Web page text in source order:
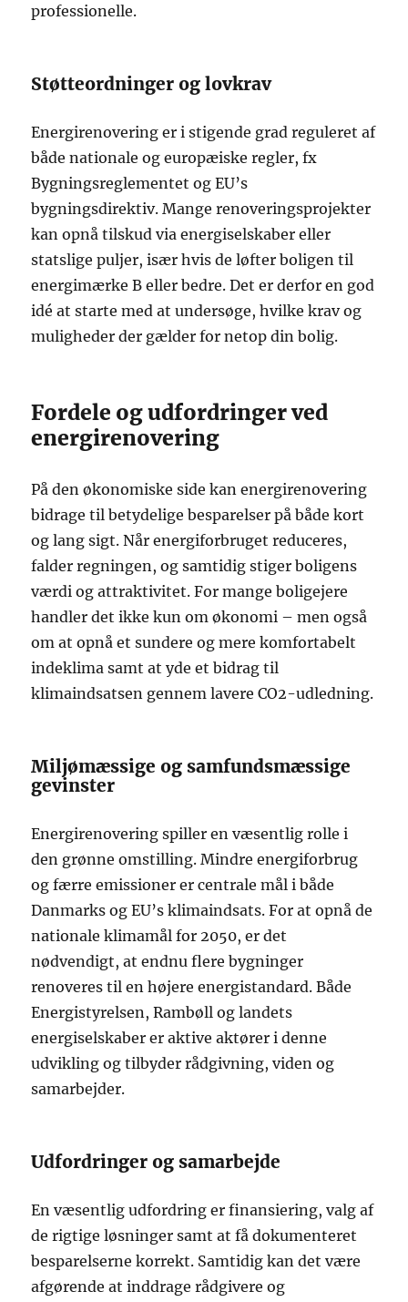
professionelle.
Støtteordninger og lovkrav
Energirenovering er i stigende grad reguleret af
både nationale og europæiske regler, fx
Bygningsreglementet og EU’s
bygningsdirektiv. Mange renoveringsprojekter
kan opnå tilskud via energiselskaber eller
statslige puljer, især hvis de løfter boligen til
energimærke B eller bedre. Det er derfor en god
idé at starte med at undersøge, hvilke krav og
muligheder der gælder for netop din bolig.
Fordele og udfordringer ved
energirenovering
På den økonomiske side kan energirenovering
bidrage til betydelige besparelser på både kort
og lang sigt. Når energiforbruget reduceres,
falder regningen, og samtidig stiger boligens
værdi og attraktivitet. For mange boligejere
handler det ikke kun om økonomi – men også
om at opnå et sundere og mere komfortabelt
indeklima samt at yde et bidrag til
klimaindsatsen gennem lavere CO2-udledning.
Miljømæssige og samfundsmæssige
gevinster
Energirenovering spiller en væsentlig rolle i
den grønne omstilling. Mindre energiforbrug
og færre emissioner er centrale mål i både
Danmarks og EU’s klimaindsats. For at opnå de
nationale klimamål for 2050, er det
nødvendigt, at endnu flere bygninger
renoveres til en højere energistandard. Både
Energistyrelsen, Rambøll og landets
energiselskaber er aktive aktører i denne
udvikling og tilbyder rådgivning, viden og
samarbejder.
Udfordringer og samarbejde
En væsentlig udfordring er finansiering, valg af
de rigtige løsninger samt at få dokumenteret
besparelserne korrekt. Samtidig kan det være
afgørende at inddrage rådgivere og